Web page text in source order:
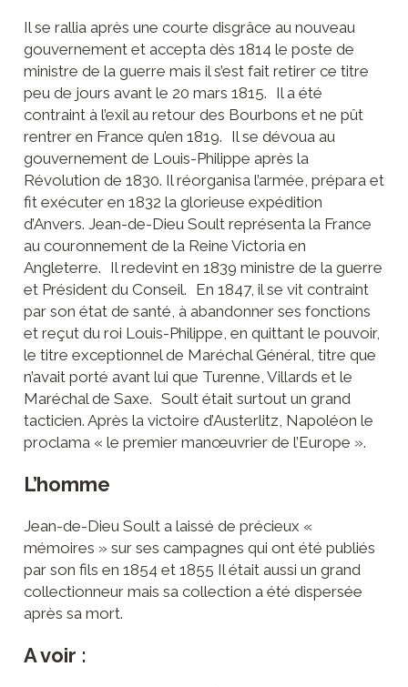
Il se rallia après une courte disgrâce au nouveau
gouvernement et accepta dès 1814 le poste de
ministre de la guerre mais il s’est fait retirer ce titre
peu de jours avant le 20 mars 1815. Il a été
contraint à l’exil au retour des Bourbons et ne pût
rentrer en France qu’en 1819. Il se dévoua au
gouvernement de Louis-Philippe après la
Révolution de 1830. Il réorganisa l’armée, prépara et
fit exécuter en 1832 la glorieuse expédition
d’Anvers. Jean-de-Dieu Soult représenta la France
au couronnement de la Reine Victoria en
Angleterre. Il redevint en 1839 ministre de la guerre
et Président du Conseil. En 1847, il se vit contraint
par son état de santé, à abandonner ses fonctions
et reçut du roi Louis-Philippe, en quittant le pouvoir,
le titre exceptionnel de Maréchal Général, titre que
n’avait porté avant lui que Turenne, Villards et le
Maréchal de Saxe. Soult était surtout un grand
tacticien. Après la victoire d’Austerlitz, Napoléon le
proclama « le premier manœuvrier de l’Europe ».
L’homme
Jean-de-Dieu Soult a laissé de précieux «
mémoires » sur ses campagnes qui ont été publiés
par son fils en 1854 et 1855 Il était aussi un grand
collectionneur mais sa collection a été dispersée
après sa mort.
A voir :